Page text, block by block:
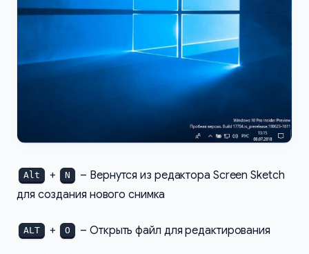
Alt + N
– Вернутся из редактора Screen Sketch
для создания нового снимка
ALT + O – Открыть файл для редактирования